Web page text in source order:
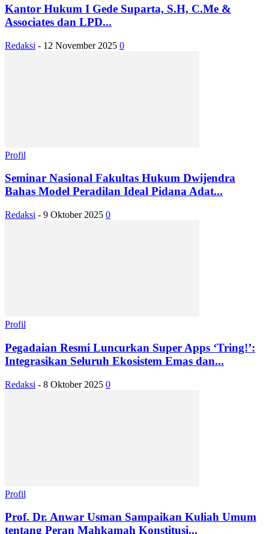
Kantor Hukum I Gede Suparta, S.H, C.Me &
Associates dan LPD...
Redaksi - 12 November 2025 0
Profil
Seminar Nasional Fakultas Hukum Dwijendra
Bahas Model Peradilan Ideal Pidana Adat...
Redaksi - 9 Oktober 2025 0
Profil
Pegadaian Resmi Luncurkan Super Apps ‘Tring!’:
Integrasikan Seluruh Ekosistem Emas dan...
Redaksi - 8 Oktober 2025 0
Profil
Prof. Dr. Anwar Usman Sampaikan Kuliah Umum
tentang Peran Mahkamah Konstitusi...